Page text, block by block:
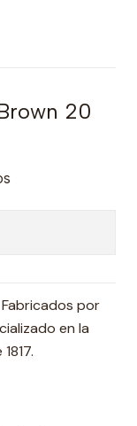
20
por
en la